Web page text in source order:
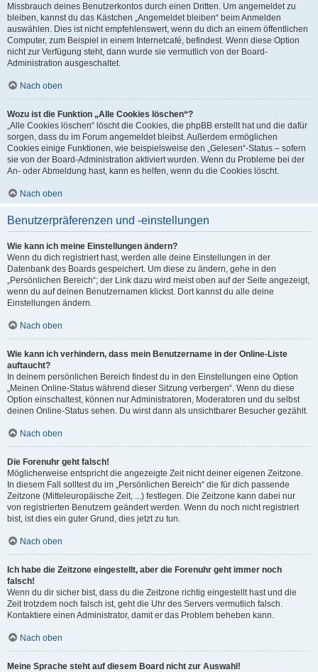
Missbrauch deines Benutzerkontos durch einen Dritten. Um angemeldet zu
bleiben, kannst du das Kästchen „Angemeldet bleiben“ beim Anmelden
auswählen. Dies ist nicht empfehlenswert, wenn du dich an einem öffentlichen
Computer, zum Beispiel in einem Internetcafé, befindest. Wenn diese Option
nicht zur Verfügung steht, dann wurde sie vermutlich von der Board-
Administration ausgeschaltet.
Nach oben
Wozu ist die Funktion „Alle Cookies löschen“?
„Alle Cookies löschen“ löscht die Cookies, die phpBB erstellt hat und die dafür
sorgen, dass du im Forum angemeldet bleibst. Außerdem ermöglichen
Cookies einige Funktionen, wie beispielsweise den „Gelesen“-Status – sofern
sie von der Board-Administration aktiviert wurden. Wenn du Probleme bei der
An- oder Abmeldung hast, kann es helfen, wenn du die Cookies löscht.
Nach oben
Benutzerpräferenzen und -einstellungen
Wie kann ich meine Einstellungen ändern?
Wenn du dich registriert hast, werden alle deine Einstellungen in der
Datenbank des Boards gespeichert. Um diese zu ändern, gehe in den
„Persönlichen Bereich“; der Link dazu wird meist oben auf der Seite angezeigt,
wenn du auf deinen Benutzernamen klickst. Dort kannst du alle deine
Einstellungen ändern.
Nach oben
Wie kann ich verhindern, dass mein Benutzername in der Online-Liste
auftaucht?
In deinem persönlichen Bereich findest du in den Einstellungen eine Option
„Meinen Online-Status während dieser Sitzung verbergen“. Wenn du diese
Option einschaltest, können nur Administratoren, Moderatoren und du selbst
deinen Online-Status sehen. Du wirst dann als unsichtbarer Besucher gezählt.
Nach oben
Die Forenuhr geht falsch!
Möglicherweise entspricht die angezeigte Zeit nicht deiner eigenen Zeitzone.
In diesem Fall solltest du im „Persönlichen Bereich“ die für dich passende
Zeitzone (Mitteleuropäische Zeit, ...) festlegen. Die Zeitzone kann dabei nur
von registrierten Benutzern geändert werden. Wenn du noch nicht registriert
bist, ist dies ein guter Grund, dies jetzt zu tun.
Nach oben
Ich habe die Zeitzone eingestellt, aber die Forenuhr geht immer noch
falsch!
Wenn du dir sicher bist, dass du die Zeitzone richtig eingestellt hast und die
Zeit trotzdem noch falsch ist, geht die Uhr des Servers vermutlich falsch.
Kontaktiere einen Administrator, damit er das Problem beheben kann.
Nach oben
Meine Sprache steht auf diesem Board nicht zur Auswahl!